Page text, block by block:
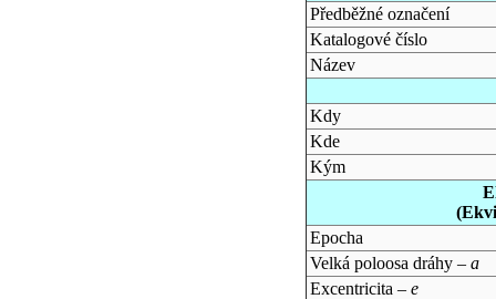
Předběžné označení
Katalogové číslo
Název
Kdy
Kde
Kým
Epocha
Velká poloosa dráhy – a
Excentricita – e